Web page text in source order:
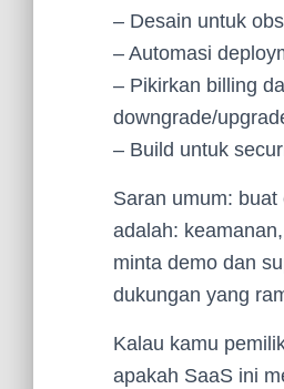
– Desain untuk
– Automasi
– Pikirkan billing
downgrade/
– Build untuk
Saran umum:
adalah:
minta demo dan
dukungan yang
Kalau kamu
apakah SaaS ini